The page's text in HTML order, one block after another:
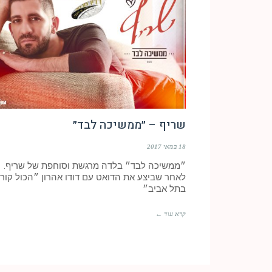
שריף – ״ממשיכה לבד״
18 במאי 2017
״ממשיכה לבד״ בלדה מרגשת וסוחפת של שריף.
לאחר שביצע את הדואט עם דודו אהרון ״הכול
בתל אביב״
קרא עוד ←